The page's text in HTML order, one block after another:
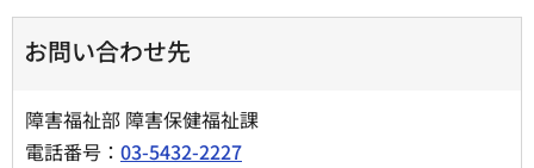
お問い合わせ先
障害福祉部 障害保健福祉課
電話番号： 03-5432-2227